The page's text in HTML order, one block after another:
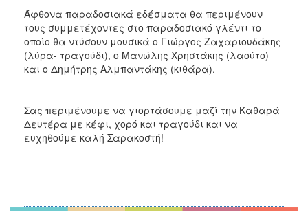
ΠΟΛΙΤΙΣΜΟΣ
Άφθονα παραδοσιακά εδέσματα θα περιμένουν
τους συμμετέχοντες στο παραδοσιακό γλέντι το
οποίο θα ντύσουν μουσικά ο Γιώργος Ζαχαριουδάκης
(λύρα- τραγούδι), ο Μανώλης Χρηστάκης (λαούτο)
και ο Δημήτρης Αλμπαντάκης (κιθάρα).
Σας περιμένουμε να γιορτάσουμε μαζί την Καθαρά
Δευτέρα με κέφι, χορό και τραγούδι και να
ευχηθούμε καλή Σαρακοστή!